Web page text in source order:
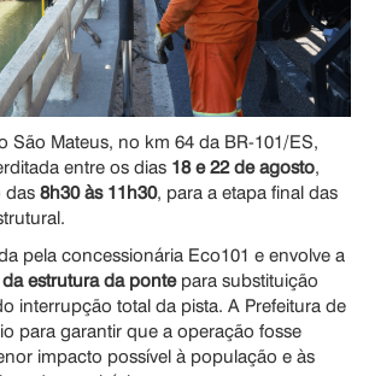
São Mateus, no km 64 da BR-101/ES,
entre os dias 18 e 22 de agosto,
das 8h30 às 11h30, para a etapa final das
pela concessionária Eco101 e envolve a
estrutura da pontepara substituição
interrupção total da pista. A Prefeitura de
para garantir que a operação fosse
impacto possível à população e às